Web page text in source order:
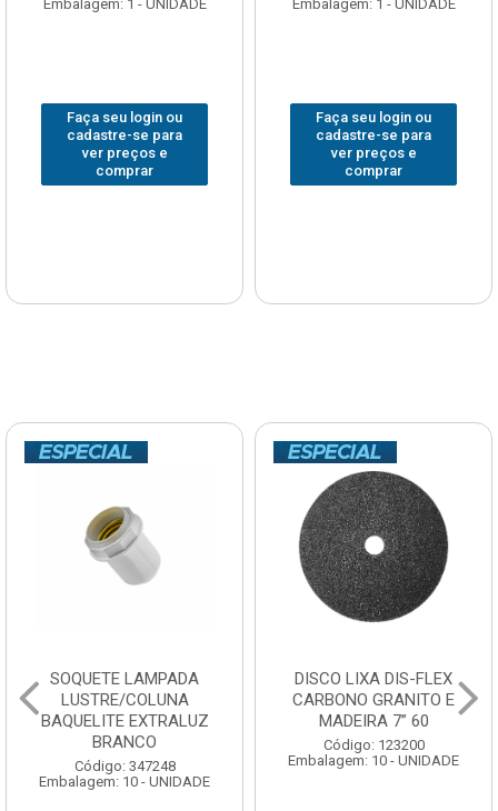
Embalagem: 1 - UNIDADE
Faça seu login ou
cadastre-se para
ver preços e
comprar
Embalagem: 1 - UNIDADE
Faça seu login ou
cadastre-se para
ver preços e
comprar
DISCO LIXA DIS-FLEX
CARBONO GRANITO E
MADEIRA 7” 60
Código: 123200
Embalagem: 10 - UNIDADE
ISOLADOR PARALELO
WALPLAST16x25 1/4
Código: 302678
Embalagem: 10 - UNIDADE